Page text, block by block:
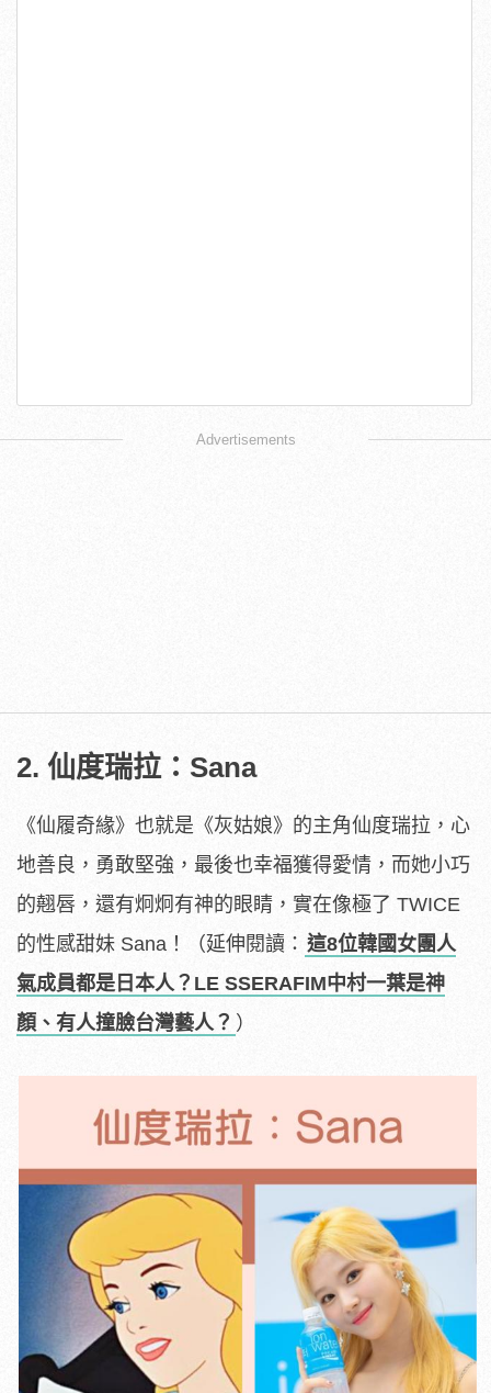
Advertisements
2. 仙度瑞拉：Sana
《仙履奇緣》也就是《灰姑娘》的主角仙度瑞拉，心
地善良，勇敢堅強，最後也幸福獲得愛情，而她小巧
的翹唇，還有炯炯有神的眼睛，實在像極了 TWICE
的性感甜妹 Sana！
（延伸閱讀： 這8位韓國女團人
氣成員都是日本人？LE SSERAFIM中村一葉是神
顏、有人撞臉台灣藝人？ ）